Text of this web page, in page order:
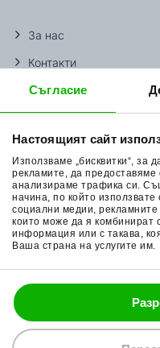
Съгласие
Настоящият сайт
Използваме „бисквитки“, за
рекламите, да
анализираме трафика си.
начина, по който използвате
социални медии,
които може да я комбинират
информация или с такава,
Ваша страна на услугите им.
За нас
Контакти
Методи доставка
Начини плащане
Връщане на стока
Общи условия
Поверителност
Политика за бисквитки
088 200 7002